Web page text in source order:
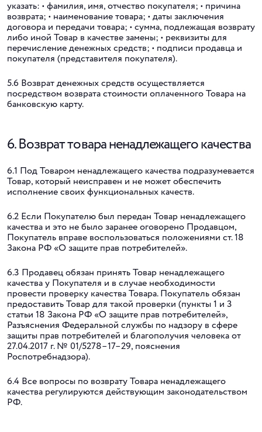
указать: • фамилия, имя, отчество покупателя; • причина
возврата; • наименование товара; • даты заключения
договора и передачи товара; • сумма, подлежащая возврату
либо иной Товар в качестве замены; • реквизиты для
перечисление денежных средств; • подписи продавца и
покупателя (представителя покупателя).
5.6 Возврат денежных средств осуществляется
посредством возврата стоимости оплаченного Товара на
банковскую карту.
6. Возврат товара ненадлежащего качества
6.1 Под Товаром ненадлежащего качества подразумевается
Товар, который неисправен и не может обеспечить
исполнение своих функциональных качеств.
6.2 Если Покупателю был передан Товар ненадлежащего
качества и это не было заранее оговорено Продавцом,
Покупатель вправе воспользоваться положениями ст. 18
Закона РФ «О защите прав потребителей».
6.3 Продавец обязан принять Товар ненадлежащего
качества у Покупателя и в случае необходимости
провести проверку качества Товара. Покупатель обязан
предоставить Товар для такой проверки (пункты 1 и 3
статьи 18 Закона РФ «О защите прав потребителей»,
Разъяснения Федеральной службы по надзору в сфере
защиты прав потребителей и благополучия человека от
27.04.2017 г. № 01/5278–17–29, пояснения
Роспотребнадзора).
6.4 Все вопросы по возврату Товара ненадлежащего
качества регулируются действующим законодательством
РФ.